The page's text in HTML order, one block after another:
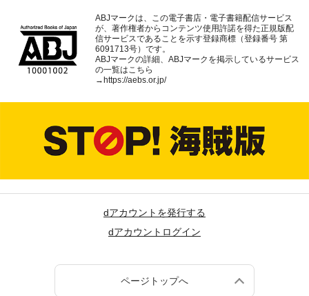
ABJマークは、この電子書店・電子書籍配信サービス
が、著作権者からコンテンツ使用許諾を得た正規版配
信サービスであることを示す登録商標（登録番号 第
6091713号）です。
ABJマークの詳細、ABJマークを掲示しているサービス
の一覧はこちら
→ https://aebs.or.jp/
dアカウントを発行する
dアカウントログイン
ページトップへ